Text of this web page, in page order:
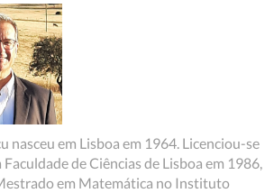
nasceu em Lisboa em 1964. Licenciou-se
Faculdade de Ciências de Lisboa em 1986,
em Matemática no Instituto